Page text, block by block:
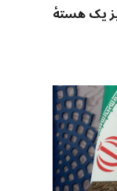
یک هستهٔ